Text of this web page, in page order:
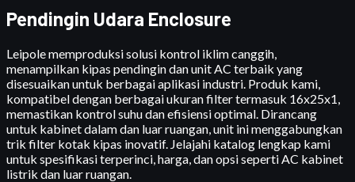
Pendingin Udara Enclosure
Leipole memproduksi solusi kontrol iklim canggih,
menampilkan kipas pendingin dan unit AC terbaik yang
disesuaikan untuk berbagai aplikasi industri. Produk kami,
kompatibel dengan berbagai ukuran filter termasuk 16x25x1,
memastikan kontrol suhu dan efisiensi optimal. Dirancang
untuk kabinet dalam dan luar ruangan, unit ini menggabungkan
trik filter kotak kipas inovatif. Jelajahi katalog lengkap kami
untuk spesifikasi terperinci, harga, dan opsi seperti AC kabinet
listrik dan luar ruangan.